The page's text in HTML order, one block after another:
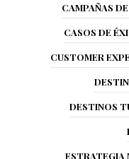
CAMPAÑAS
CASOS DE
CUSTOMER
DESTINOS
ESTRATEGIA